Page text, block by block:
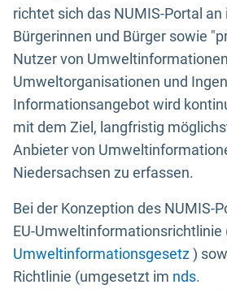
richtet sich das NUMIS-Portal
Bürgerinnen und Bürger sowie
Nutzer von
Umweltorganisationen und
Informationsangebot wird
mit dem Ziel, langfristig
Anbieter von
Niedersachsen zu erfassen.
Bei der Konzeption des NUMIS-
EU-
Umweltinformationsgesetz)
Richtlinie (umgesetzt im nds.